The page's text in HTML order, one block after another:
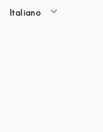
Italiano